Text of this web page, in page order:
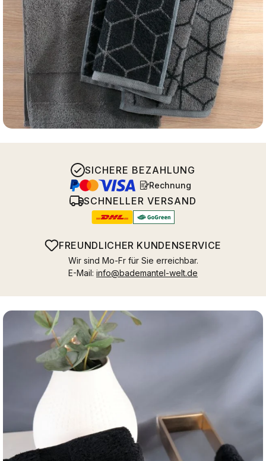
SICHERE BEZAHLUNG
Rechnung
SCHNELLER VERSAND
FREUNDLICHER KUNDENSERVICE
Wir sind Mo-Fr für Sie erreichbar.
E-Mail: info@bademantel-welt.de